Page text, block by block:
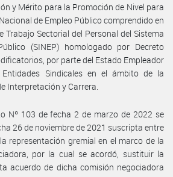
y Mérito para la Promoción de Nivel para
de Empleo Público comprendido en
Trabajo Sectorial del Personal del Sistema
(SINEP) homologado por Decreto
por parte del Estado Empleador
Sindicales en el ámbito de la
Interpretación y Carrera.
Nº 103 de fecha 2 de marzo de 2022 se
26 de noviembre de 2021 suscripta entre
representación gremial en el marco de la
por la cual se acordó, sustituir la
acuerdo de dicha comisión negociadora